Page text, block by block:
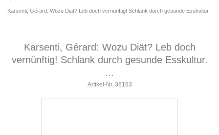
Karsenti, Gérard: Wozu Diät? Leb doch vernünftig! Schlank durch gesunde Esskultur.
Karsenti, Gérard: Wozu Diät? Leb doch
vernünftig! Schlank durch gesunde Esskultur.
...
Artikel-Nr. 36163